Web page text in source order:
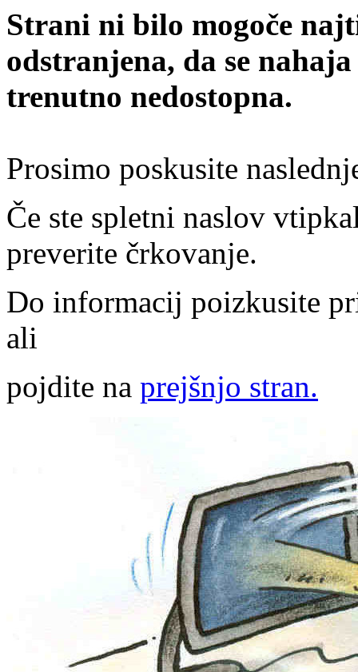
Strani ni bilo mogoče
odstranjena, da se
trenutno nedostopna.
Prosimo poskusite
Če ste spletni naslov
preverite črkovanje.
Do informacij poizkusite
ali
pojdite na prejšnjo stran.